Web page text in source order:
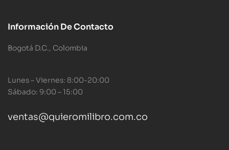
Información De Contacto
Bogotá D.C., Colombia
Lunes – Viernes: 8:00-20:00
Sábado: 9:00 – 15:00
ventas@quieromilibro.com.co